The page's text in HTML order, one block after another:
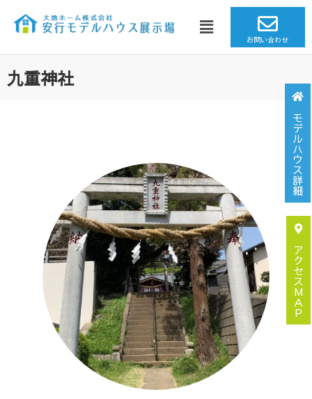
お問い合わせ
九重神社
モ
デ
ル
ハ
ウ
ス
詳
細
ア
ク
セ
ス
M
Ａ
P